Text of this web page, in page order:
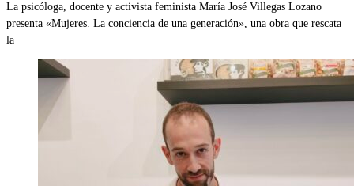
La psicóloga, docente y activista feminista María José Villegas Lozano
presenta «Mujeres. La conciencia de una generación», una obra que rescata
la